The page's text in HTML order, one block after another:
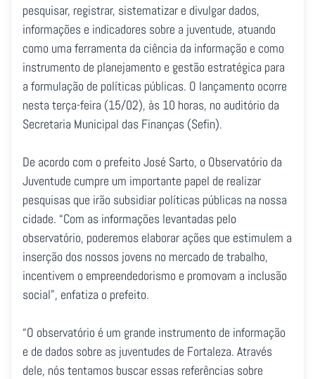
pesquisar, registrar, sistematizar e divulgar dados,
informações e indicadores sobre a juventude, atuando
como uma ferramenta da ciência da informação e como
instrumento de planejamento e gestão estratégica para
a formulação de políticas públicas. O lançamento ocorre
nesta terça-feira (15/02), às 10 horas, no auditório da
Secretaria Municipal das Finanças (Sefin).
De acordo com o prefeito José Sarto, o Observatório da
Juventude cumpre um importante papel de realizar
pesquisas que irão subsidiar políticas públicas na nossa
cidade. “Com as informações levantadas pelo
observatório, poderemos elaborar ações que estimulem a
inserção dos nossos jovens no mercado de trabalho,
incentivem o empreendedorismo e promovam a inclusão
social”, enfatiza o prefeito.
“O observatório é um grande instrumento de informação
e de dados sobre as juventudes de Fortaleza. Através
dele, nós tentamos buscar essas referências sobre